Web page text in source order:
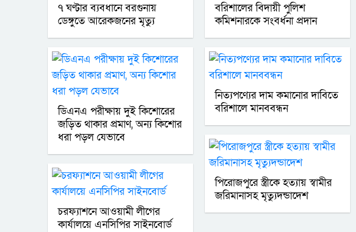
৭ ঘণ্টার ব্যবধানে বরগুনায়
ডেঙ্গুতে আরেকজনের মৃত্যু
ডিএনএ পরীক্ষায় দুই কিশোরের
জড়িত থাকার প্রমাণ, অন্য কিশোর
ধরা পড়ল যেভাবে
চরফ্যাশনে আওয়ামী লীগের
কার্যালয়ে এনসিপির সাইনবোর্ড
বরিশালের বিদায়ী পুলিশ
কমিশনারকে সংবর্ধনা প্রদান
নিত্যপণ্যের দাম কমানোর দাবিতে
বরিশালে মানববন্ধন
পিরোজপুরে স্ত্রীকে হত্যায় স্বামীর
জরিমানাসহ মৃত্যুদন্ডাদেশ